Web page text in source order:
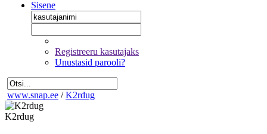
Sisene
Registreeru kasutajaks
Unustasid parooli?
www.snap.ee / K2rdug
K2rdug